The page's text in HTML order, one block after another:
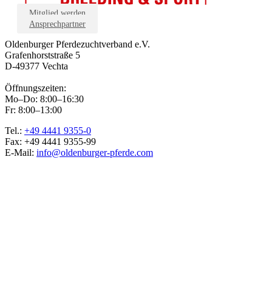
Mitglied werden
Ansprechpartner
Oldenburger Pferdezuchtverband e.V.
Grafenhorststraße 5
D-49377 Vechta
Öffnungszeiten:
Mo–Do: 8:00–16:30
Fr: 8:00–13:00
Tel.: +49 4441 9355-0
Fax: +49 4441 9355-99
E-Mail: info@oldenburger-pferde.com